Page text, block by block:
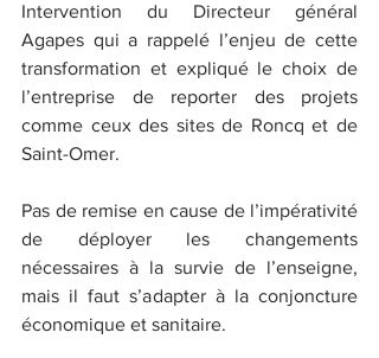
Intervention du Directeur général
Agapes qui a rappelé l’enjeu de cette
transformation et expliqué le choix de
l’entreprise de reporter des projets
comme ceux des sites de Roncq et de
Saint-Omer.
Pas de remise en cause de l’impérativité
de déployer les changements
nécessaires à la survie de l’enseigne,
mais il faut s’adapter à la conjoncture
économique et sanitaire.